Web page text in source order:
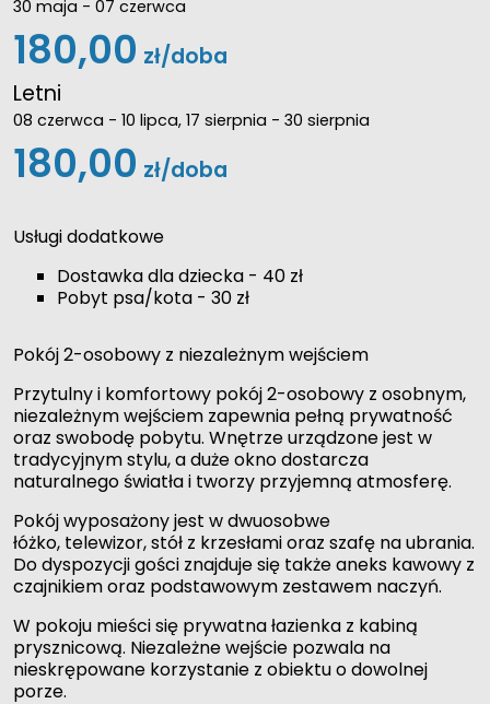
30 maja - 07 czerwca
180,00zł/doba
Letni
08 czerwca - 10 lipca, 17 sierpnia - 30 sierpnia
180,00zł/doba
Usługi dodatkowe
Dostawka dla dziecka - 40 zł
Pobyt psa/kota - 30 zł
Pokój 2-osobowy z niezależnym wejściem
Przytulny i komfortowy pokój 2-osobowy z osobnym,
niezależnym wejściem zapewnia pełną prywatność
oraz swobodę pobytu. Wnętrze urządzone jest w
tradycyjnym stylu, a duże okno dostarcza
naturalnego światła i tworzy przyjemną atmosferę.
Pokój wyposażony jest w dwuosobwe
łóżko, telewizor, stół z krzesłami oraz szafę na ubrania.
Do dyspozycji gości znajduje się także aneks kawowy z
czajnikiem oraz podstawowym zestawem naczyń.
W pokoju mieści się prywatna łazienka z kabiną
prysznicową. Niezależne wejście pozwala na
nieskrępowane korzystanie z obiektu o dowolnej
porze.